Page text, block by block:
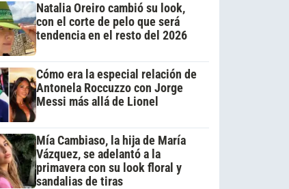
Natalia Oreiro cambió su look,
con el corte de pelo que será
tendencia en el resto del 2026
Cómo era la especial relación de
Antonela Roccuzzo con Jorge
Messi más allá de Lionel
Mía Cambiaso, la hija de María
Vázquez, se adelantó a la
primavera con su look floral y
sandalias de tiras